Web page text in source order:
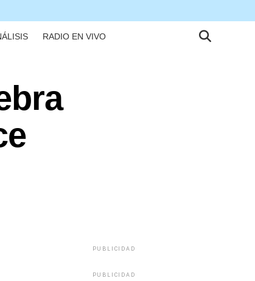
RADIO EN VIVO
PUBLICIDAD
PUBLICIDAD